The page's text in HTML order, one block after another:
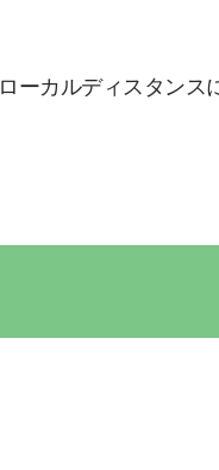
ローカルディスタンス